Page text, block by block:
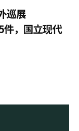
巡展
件，国立现代